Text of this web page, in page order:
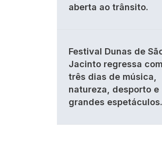
aberta ao trânsito.
Festival Dunas de
Jacinto regressa com
três dias de música,
natureza, desporto e
grandes espetáculos.